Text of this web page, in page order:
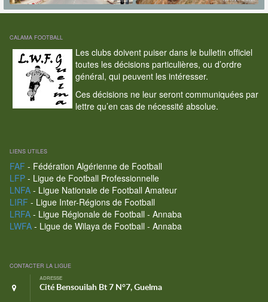
CALAMA FOOTBALL
Les clubs doivent puiser dans le bulletin officiel
toutes les décisions particulières, ou d’ordre
général, qui peuvent les intéresser.
Ces décisions ne leur seront communiquées par
lettre qu’en cas de nécessité absolue.
LIENS UTILES
FAF - Fédération Algérienne de Football
LFP- Ligue de Football Professionnelle
LNFA- Ligue Nationale de Football Amateur
LIRF - Ligue Inter-Régions de Football
LRFA- Ligue Régionale de Football - Annaba
LWFA- Ligue de Wilaya de Football - Annaba
CONTACTER LA LIGUE
ADRESSE
Cité Bensouilah Bt 7 N°7, Guelma